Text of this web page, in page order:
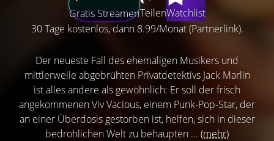
Gratis StreamenTeilenWatchlist
30 Tage kostenlos, dann 8.99/Monat (Partnerlink).
Der neueste Fall des ehemaligen Musikers und
mittlerweile abgebrühten Privatdetektivs Jack Marlin
ist alles andere als gewöhnlich: Er soll der frisch
angekommenen Viv Vacious, einem Punk-Pop-Star, der
an einer Überdosis gestorben ist, helfen, sich in dieser
bedrohlichen Welt zu behaupten ... (mehr)